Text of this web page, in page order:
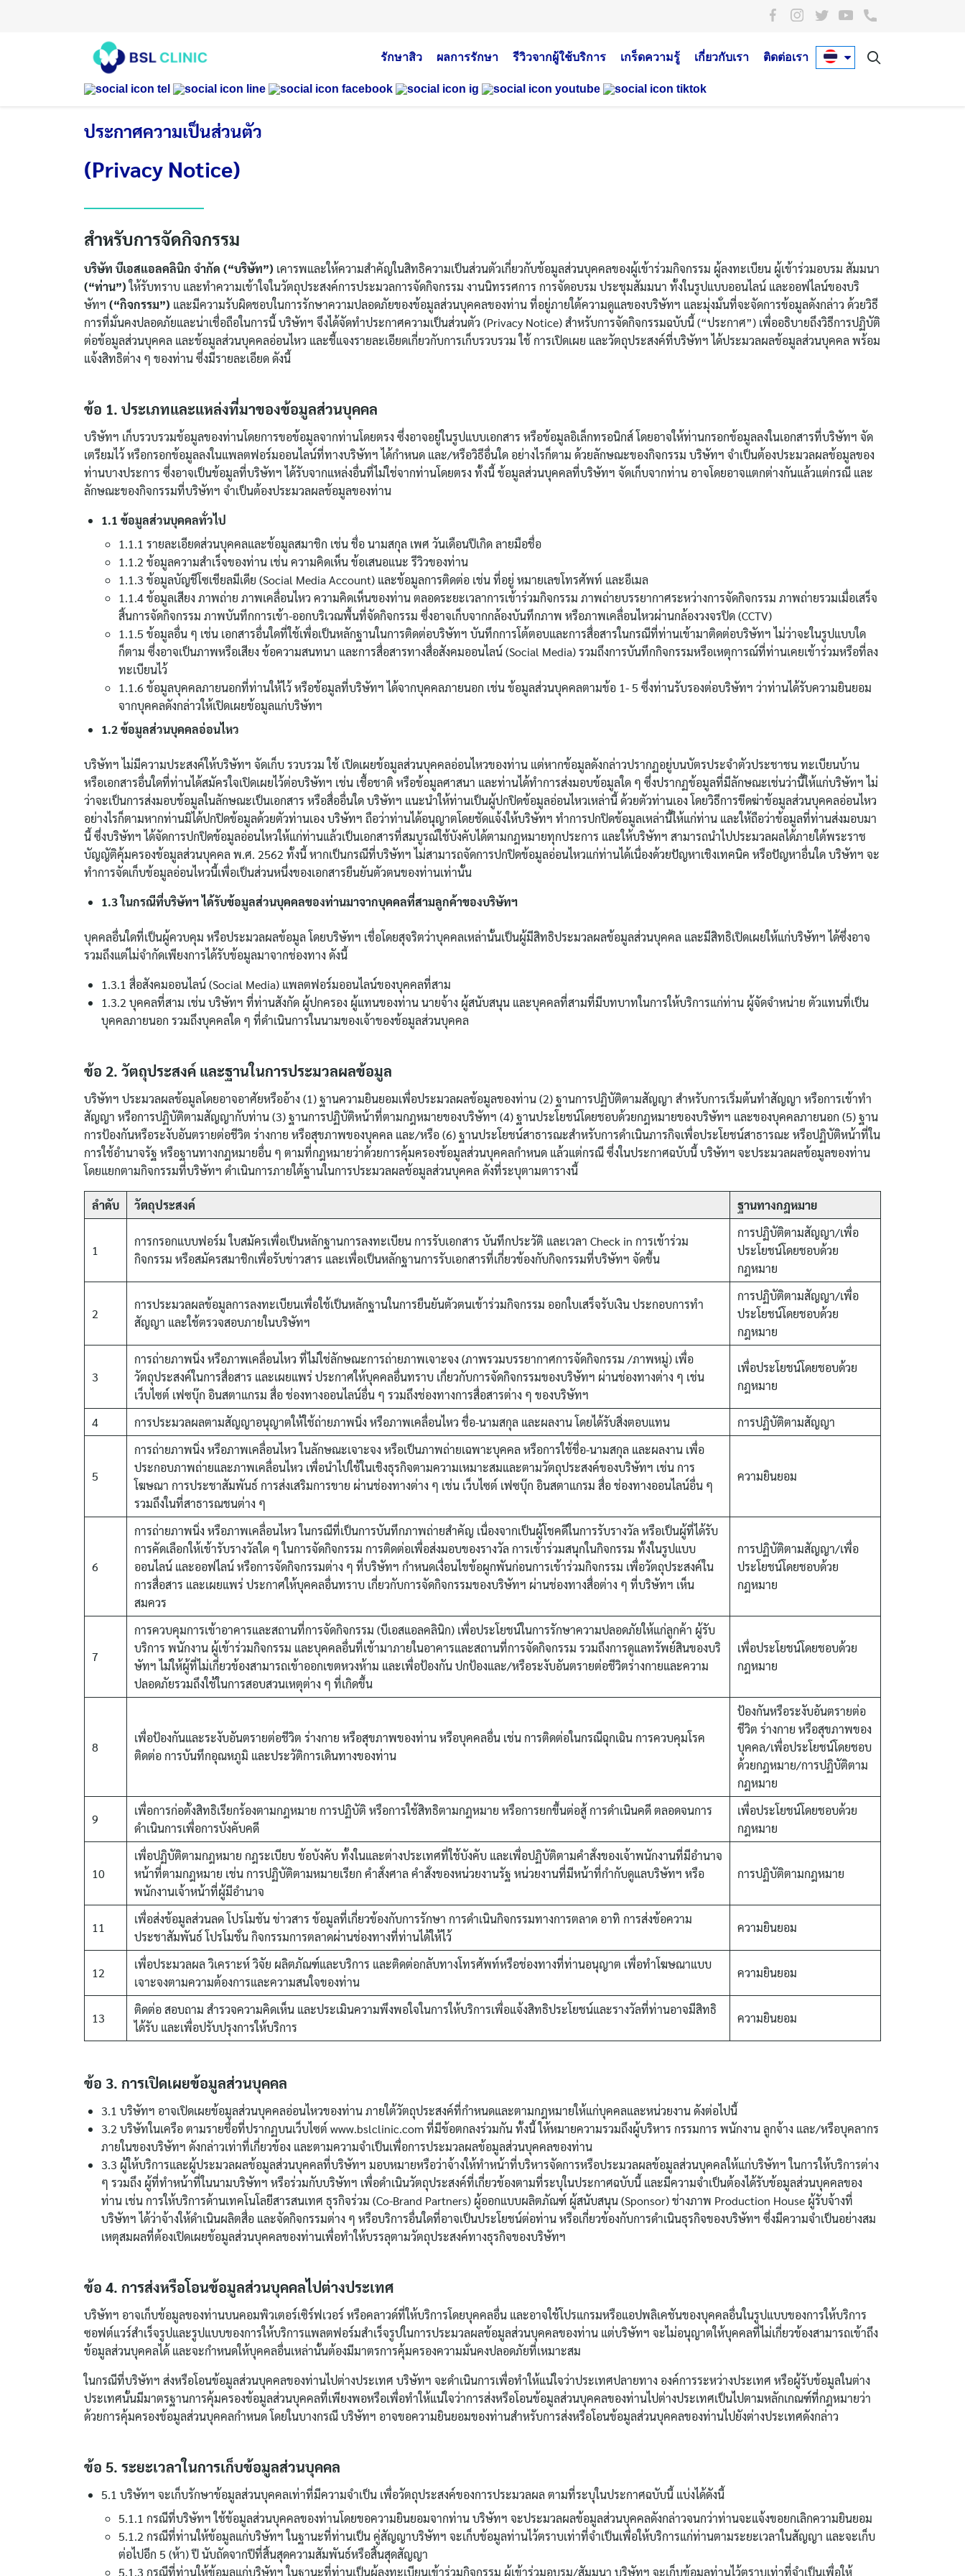
รักษาสิว
ผลการรักษา รีวิวจากผู้ใช้บริการ เกร็ดความรู้ เกี่ยวกับเรา ติดต่อเรา
for:
ประกาศความเป็นส่วนตัว
(Privacy Notice)
สำหรับการจัดกิจกรรม
บริษัท บีเอสแอลคลินิก จำกัด (“บริษัท”) เคารพและให้ความสำคัญในสิทธิความเป็นส่วนตัวเกี่ยวกับข้อมูลส่วนบุคคลของผู้เข้าร่วมกิจกรรม ผู้ลงทะเบียน ผู้เข้าร่วมอบรม สัมมนา
(“ท่าน”)ให้รับทราบ และทำความเข้าใจในวัตถุประสงค์การประมวลการจัดกิจกรรม งานนิทรรศการ การจัดอบรม ประชุมสัมมนา ทั้งในรูปแบบออนไลน์ และออฟไลน์ของบริ
ษัทฯ (“กิจกรรม”) และมีความรับผิดชอบในการรักษาความปลอดภัยของข้อมูลส่วนบุคคลของท่าน ที่อยู่ภายใต้ความดูแลของบริษัทฯ และมุ่งมั่นที่จะจัดการข้อมูลดังกล่าว ด้วยวิธี
การที่มั่นคงปลอดภัยและน่าเชื่อถือในการนี้ บริษัทฯ จึงได้จัดทำประกาศความเป็นส่วนตัว (Privacy Notice) สำหรับการจัดกิจกรรมฉบับนี้ (“ประกาศ”) เพื่ออธิบายถึงวิธีการปฏิบัติ
ต่อข้อมูลส่วนบุคคล และข้อมูลส่วนบุคคลอ่อนไหว และชี้แจงรายละเอียดเกี่ยวกับการเก็บรวบรวม ใช้ การเปิดเผย และวัตถุประสงค์ที่บริษัทฯ ได้ประมวลผลข้อมูลส่วนบุคคล พร้อม
แจ้งสิทธิต่าง ๆ ของท่าน ซึ่งมีรายละเอียด ดังนี้
ข้อ 1. ประเภทและแหล่งที่มาของข้อมูลส่วนบุคคล
บริษัทฯ เก็บรวบรวมข้อมูลของท่านโดยการขอข้อมูลจากท่านโดยตรง ซึ่งอาจอยู่ในรูปแบบเอกสาร หรือข้อมูลอิเล็กทรอนิกส์ โดยอาจให้ท่านกรอกข้อมูลลงในเอกสารที่บริษัทฯ จัด
เตรียมไว้ หรือกรอกข้อมูลลงในแพลตฟอร์มออนไลน์ที่ทางบริษัทฯ ได้กำหนด และ/หรือวิธีอื่นใด อย่างไรก็ตาม ด้วยลักษณะของกิจกรรม บริษัทฯ จำเป็นต้องประมวลผลข้อมูลของ
ท่านบางประการ ซึ่งอาจเป็นข้อมูลที่บริษัทฯ ได้รับจากแหล่งอื่นที่ไม่ใช่จากท่านโดยตรง ทั้งนี้ ข้อมูลส่วนบุคคลที่บริษัทฯ จัดเก็บจากท่าน อาจโดยอาจแตกต่างกันแล้วแต่กรณี และ
ลักษณะของกิจกรรมที่บริษัทฯ จำเป็นต้องประมวลผลข้อมูลของท่าน
1.1 ข้อมูลส่วนบุคคลทั่วไป
1.1.1 รายละเอียดส่วนบุคคลและข้อมูลสมาชิก เช่น ชื่อ นามสกุล เพศ วันเดือนปีเกิด ลายมือชื่อ
1.1.2 ข้อมูลความสำเร็จของท่าน เช่น ความคิดเห็น ข้อเสนอแนะ รีวิวของท่าน
1.1.3 ข้อมูลบัญชีโซเชียลมีเดีย (Social Media Account) และข้อมูลการติดต่อ เช่น ที่อยู่ หมายเลขโทรศัพท์ และอีเมล
1.1.4 ข้อมูลเสียง ภาพถ่าย ภาพเคลื่อนไหว ความคิดเห็นของท่าน ตลอดระยะเวลาการเข้าร่วมกิจกรรม ภาพถ่ายบรรยากาศระหว่างการจัดกิจกรรม ภาพถ่ายรวมเมื่อเสร็จ
สิ้นการจัดกิจกรรม ภาพบันทึกการเข้า-ออกบริเวณพื้นที่จัดกิจกรรม ซึ่งอาจเก็บจากกล้องบันทึกภาพ หรือภาพเคลื่อนไหวผ่านกล้องวงจรปิด (CCTV)
1.1.5 ข้อมูลอื่น ๆ เช่น เอกสารอื่นใดที่ใช้เพื่อเป็นหลักฐานในการติดต่อบริษัทฯ บันทึกการโต้ตอบและการสื่อสารในกรณีที่ท่านเข้ามาติดต่อบริษัทฯ ไม่ว่าจะในรูปแบบใด
ก็ตาม ซึ่งอาจเป็นภาพหรือเสียง ข้อความสนทนา และการสื่อสารทางสื่อสังคมออนไลน์ (Social Media) รวมถึงการบันทึกกิจกรรมหรือเหตุการณ์ที่ท่านเคยเข้าร่วมหรือที่ลง
ทะเบียนไว้
1.1.6 ข้อมูลบุคคลภายนอกที่ท่านให้ไว้ หรือข้อมูลที่บริษัทฯ ได้จากบุคคลภายนอก เช่น ข้อมูลส่วนบุคคลตามข้อ 1- 5 ซึ่งท่านรับรองต่อบริษัทฯ ว่าท่านได้รับความยินยอม
จากบุคคลดังกล่าวให้เปิดเผยข้อมูลแก่บริษัทฯ
1.2 ข้อมูลส่วนบุคคลอ่อนไหว
บริษัทฯ ไม่มีความประสงค์ให้บริษัทฯ จัดเก็บ รวบรวม ใช้ เปิดเผยข้อมูลส่วนบุคคลอ่อนไหวของท่าน แต่หากข้อมูลดังกล่าวปรากฏอยู่บนบัตรประจำตัวประชาชน ทะเบียนบ้าน
หรือเอกสารอื่นใดที่ท่านได้สมัครใจเปิดเผยไว้ต่อบริษัทฯ เช่น เชื้อชาติ หรือข้อมูลศาสนา และท่านได้ทำการส่งมอบข้อมูลใด ๆ ซึ่งปรากฏข้อมูลที่มีลักษณะเช่นว่านี้ให้แก่บริษัทฯ ไม่
ว่าจะเป็นการส่งมอบข้อมูลในลักษณะเป็นเอกสาร หรือสื่ออื่นใด บริษัทฯ แนะนำให้ท่านเป็นผู้ปกปิดข้อมูลอ่อนไหวเหล่านี้ ด้วยตัวท่านเอง โดยวิธีการขีดฆ่าข้อมูลส่วนบุคคลอ่อนไหว
อย่างไรก็ตามหากท่านมิได้ปกปิดข้อมูลด้วยตัวท่านเอง บริษัทฯ ถือว่าท่านได้อนุญาตโดยชัดแจ้งให้บริษัทฯ ทำการปกปิดข้อมูลเหล่านี้ให้แก่ท่าน และให้ถือว่าข้อมูลที่ท่านส่งมอบมา
นี้ ซึ่งบริษัทฯ ได้จัดการปกปิดข้อมูลอ่อนไหวให้แก่ท่านแล้วเป็นเอกสารที่สมบูรณ์ใช้บังคับได้ตามกฎหมายทุกประการ และให้บริษัทฯ สามารถนำไปประมวลผลได้ภายใต้พระราช
บัญญัติคุ้มครองข้อมูลส่วนบุคคล พ.ศ. 2562 ทั้งนี้ หากเป็นกรณีที่บริษัทฯ ไม่สามารถจัดการปกปิดข้อมูลอ่อนไหวแก่ท่านได้เนื่องด้วยปัญหาเชิงเทคนิค หรือปัญหาอื่นใด บริษัทฯ จะ
ทำการจัดเก็บข้อมูลอ่อนไหวนี้เพื่อเป็นส่วนหนึ่งของเอกสารยืนยันตัวตนของท่านเท่านั้น
1.3 ในกรณีที่บริษัทฯ ได้รับข้อมูลส่วนบุคคลของท่านมาจากบุคคลที่สามลูกค้าของบริษัทฯ
บุคคลอื่นใดที่เป็นผู้ควบคุม หรือประมวลผลข้อมูล โดยบริษัทฯ เชื่อโดยสุจริตว่าบุคคลเหล่านั้นเป็นผู้มีสิทธิประมวลผลข้อมูลส่วนบุคคล และมีสิทธิเปิดเผยให้แก่บริษัทฯ ได้ซึ่งอาจ
รวมถึงแต่ไม่จำกัดเพียงการได้รับข้อมูลมาจากช่องทาง ดังนี้
1.3.1 สื่อสังคมออนไลน์ (Social Media) แพลตฟอร์มออนไลน์ของบุคคลที่สาม
1.3.2 บุคคลที่สาม เช่น บริษัทฯ ที่ท่านสังกัด ผู้ปกครอง ผู้แทนของท่าน นายจ้าง ผู้สนับสนุน และบุคคลที่สามที่มีบทบาทในการให้บริการแก่ท่าน ผู้จัดจำหน่าย ตัวแทนที่เป็น
บุคคลภายนอก รวมถึงบุคคลใด ๆ ที่ดำเนินการในนามของเจ้าของข้อมูลส่วนบุคคล
ข้อ 2. วัตถุประสงค์ และฐานในการประมวลผลข้อมูล
บริษัทฯ ประมวลผลข้อมูลโดยอาจอาศัยหรืออ้าง (1) ฐานความยินยอมเพื่อประมวลผลข้อมูลของท่าน (2) ฐานการปฏิบัติตามสัญญา สำหรับการเริ่มต้นทำสัญญา หรือการเข้าทำ
สัญญา หรือการปฏิบัติตามสัญญากับท่าน (3) ฐานการปฏิบัติหน้าที่ตามกฎหมายของบริษัทฯ (4) ฐานประโยชน์โดยชอบด้วยกฎหมายของบริษัทฯ และของบุคคลภายนอก (5) ฐาน
การป้องกันหรือระงับอันตรายต่อชีวิต ร่างกาย หรือสุขภาพของบุคคล และ/หรือ (6) ฐานประโยชน์สาธารณะสำหรับการดำเนินภารกิจเพื่อประโยชน์สาธารณะ หรือปฏิบัติหน้าที่ใน
การใช้อำนาจรัฐ หรือฐานทางกฎหมายอื่น ๆ ตามที่กฎหมายว่าด้วยการคุ้มครองข้อมูลส่วนบุคคลกำหนด แล้วแต่กรณี ซึ่งในประกาศฉบับนี้ บริษัทฯ จะประมวลผลข้อมูลของท่าน
โดยแยกตามกิจกรรมที่บริษัทฯ ดำเนินการภายใต้ฐานในการประมวลผลข้อมูลส่วนบุคคล ดังที่ระบุตามตารางนี้
ลำดับ วัตถุประสงค์ ฐานทางกฎหมาย
1
การกรอกแบบฟอร์ม ใบสมัครเพื่อเป็นหลักฐานการลงทะเบียน การรับเอกสาร บันทึกประวัติ และเวลา Check in การเข้าร่วม
กิจกรรม หรือสมัครสมาชิกเพื่อรับข่าวสาร และเพื่อเป็นหลักฐานการรับเอกสารที่เกี่ยวข้องกับกิจกรรมที่บริษัทฯ จัดขึ้น
การปฏิบัติตามสัญญา/เพื่อ
ประโยชน์โดยชอบด้วย
กฎหมาย
2
การประมวลผลข้อมูลการลงทะเบียนเพื่อใช้เป็นหลักฐานในการยืนยันตัวตนเข้าร่วมกิจกรรม ออกใบเสร็จรับเงิน ประกอบการทำ
สัญญา และใช้ตรวจสอบภายในบริษัทฯ
การปฏิบัติตามสัญญา/เพื่อ
ประโยชน์โดยชอบด้วย
กฎหมาย
3
การถ่ายภาพนิ่ง หรือภาพเคลื่อนไหว ที่ไม่ใช่ลักษณะการถ่ายภาพเจาะจง (ภาพรวมบรรยากาศการจัดกิจกรรม /ภาพหมู่) เพื่อ
วัตถุประสงค์ในการสื่อสาร และเผยแพร่ ประกาศให้บุคคลอื่นทราบ เกี่ยวกับการจัดกิจกรรมของบริษัทฯ ผ่านช่องทางต่าง ๆ เช่น
เว็บไซต์ เฟซบุ๊ก อินสตาแกรม สื่อ ช่องทางออนไลน์อื่น ๆ รวมถึงช่องทางการสื่อสารต่าง ๆ ของบริษัทฯ
เพื่อประโยชน์โดยชอบด้วย
กฎหมาย
4 การประมวลผลตามสัญญาอนุญาตให้ใช้ถ่ายภาพนิ่ง หรือภาพเคลื่อนไหว ชื่อ-นามสกุล และผลงาน โดยได้รับสิ่งตอบแทน การปฏิบัติตามสัญญา
5
การถ่ายภาพนิ่ง หรือภาพเคลื่อนไหว ในลักษณะเจาะจง หรือเป็นภาพถ่ายเฉพาะบุคคล หรือการใช้ชื่อ-นามสกุล และผลงาน เพื่อ
ประกอบภาพถ่ายและภาพเคลื่อนไหว เพื่อนำไปใช้ในเชิงธุรกิจตามความเหมาะสมและตามวัตถุประสงค์ของบริษัทฯ เช่น การ
โฆษณา การประชาสัมพันธ์ การส่งเสริมการขาย ผ่านช่องทางต่าง ๆ เช่น เว็บไซต์ เฟซบุ๊ก อินสตาแกรม สื่อ ช่องทางออนไลน์อื่น ๆ
รวมถึงในที่สาธารณชนต่าง ๆ
ความยินยอม
6
การถ่ายภาพนิ่ง หรือภาพเคลื่อนไหว ในกรณีที่เป็นการบันทึกภาพถ่ายสำคัญ เนื่องจากเป็นผู้โชคดีในการรับรางวัล หรือเป็นผู้ที่ได้รับ
การคัดเลือกให้เข้ารับรางวัลใด ๆ ในการจัดกิจกรรม การติดต่อเพื่อส่งมอบของรางวัล การเข้าร่วมสนุกในกิจกรรม ทั้งในรูปแบบ
ออนไลน์ และออฟไลน์ หรือการจัดกิจกรรมต่าง ๆ ที่บริษัทฯ กำหนดเงื่อนไขข้อผูกพันก่อนการเข้าร่วมกิจกรรม เพื่อวัตถุประสงค์ใน
การสื่อสาร และเผยแพร่ ประกาศให้บุคคลอื่นทราบ เกี่ยวกับการจัดกิจกรรมของบริษัทฯ ผ่านช่องทางสื่อต่าง ๆ ที่บริษัทฯ เห็น
สมควร
การปฏิบัติตามสัญญา/เพื่อ
ประโยชน์โดยชอบด้วย
กฎหมาย
7
การควบคุมการเข้าอาคารและสถานที่การจัดกิจกรรม (บีเอสแอลคลินิก) เพื่อประโยชน์ในการรักษาความปลอดภัยให้แก่ลูกค้า ผู้รับ
บริการ พนักงาน ผู้เข้าร่วมกิจกรรม และบุคคลอื่นที่เข้ามาภายในอาคารและสถานที่การจัดกิจกรรม รวมถึงการดูแลทรัพย์สินของบริ
ษัทฯ ไม่ให้ผู้ที่ไม่เกี่ยวข้องสามารถเข้าออกเขตหวงห้าม และเพื่อป้องกัน ปกป้องและ/หรือระงับอันตรายต่อชีวิตร่างกายและความ
ปลอดภัยรวมถึงใช้ในการสอบสวนเหตุต่าง ๆ ที่เกิดขึ้น
เพื่อประโยชน์โดยชอบด้วย
กฎหมาย
8
เพื่อป้องกันและระงับอันตรายต่อชีวิต ร่างกาย หรือสุขภาพของท่าน หรือบุคคลอื่น เช่น การติดต่อในกรณีฉุกเฉิน การควบคุมโรค
ติดต่อ การบันทึกอุณหภูมิ และประวัติการเดินทางของท่าน
ป้องกันหรือระงับอันตรายต่อ
ชีวิต ร่างกาย หรือสุขภาพของ
บุคคล/เพื่อประโยชน์โดยชอบ
ด้วยกฎหมาย/การปฏิบัติตาม
กฎหมาย
9
เพื่อการก่อตั้งสิทธิเรียกร้องตามกฎหมาย การปฏิบัติ หรือการใช้สิทธิตามกฎหมาย หรือการยกขึ้นต่อสู้ การดำเนินคดี ตลอดจนการ
ดำเนินการเพื่อการบังคับคดี
เพื่อประโยชน์โดยชอบด้วย
กฎหมาย
10
เพื่อปฏิบัติตามกฎหมาย กฎระเบียบ ข้อบังคับ ทั้งในและต่างประเทศที่ใช้บังคับ และเพื่อปฏิบัติตามคำสั่งของเจ้าพนักงานที่มีอำนาจ
หน้าที่ตามกฎหมาย เช่น การปฏิบัติตามหมายเรียก คำสั่งศาล คำสั่งของหน่วยงานรัฐ หน่วยงานที่มีหน้าที่กำกับดูแลบริษัทฯ หรือ
พนักงานเจ้าหน้าที่ผู้มีอำนาจ
การปฏิบัติตามกฎหมาย
11
เพื่อส่งข้อมูลส่วนลด โปรโมชัน ข่าวสาร ข้อมูลที่เกี่ยวข้องกับการรักษา การดำเนินกิจกรรมทางการตลาด อาทิ การส่งข้อความ
ประชาสัมพันธ์ โปรโมชั่น กิจกรรมการตลาดผ่านช่องทางที่ท่านได้ให้ไว้
ความยินยอม
12
เพื่อประมวลผล วิเคราะห์ วิจัย ผลิตภัณฑ์และบริการ และติดต่อกลับทางโทรศัพท์หรือช่องทางที่ท่านอนุญาต เพื่อทำโฆษณาแบบ
เจาะจงตามความต้องการและความสนใจของท่าน
ความยินยอม
13
ติดต่อ สอบถาม สำรวจความคิดเห็น และประเมินความพึงพอใจในการให้บริการเพื่อแจ้งสิทธิประโยชน์และรางวัลที่ท่านอาจมีสิทธิ
ได้รับ และเพื่อปรับปรุงการให้บริการ
ความยินยอม
ข้อ 3. การเปิดเผยข้อมูลส่วนบุคคล
3.1 บริษัทฯ อาจเปิดเผยข้อมูลส่วนบุคคลอ่อนไหวของท่าน ภายใต้วัตถุประสงค์ที่กำหนดและตามกฎหมายให้แก่บุคคลและหน่วยงาน ดังต่อไปนี้
3.2 บริษัทในเครือ ตามรายชื่อที่ปรากฏบนเว็บไซต์ www.bslclinic.com ที่มีข้อตกลงร่วมกัน ทั้งนี้ ให้หมายความรวมถึงผู้บริหาร กรรมการ พนักงาน ลูกจ้าง และ/หรือบุคลากร
ภายในของบริษัทฯ ดังกล่าวเท่าที่เกี่ยวข้อง และตามความจำเป็นเพื่อการประมวลผลข้อมูลส่วนบุคคลของท่าน
3.3 ผู้ให้บริการและผู้ประมวลผลข้อมูลส่วนบุคคลที่บริษัทฯ มอบหมายหรือว่าจ้างให้ทำหน้าที่บริหารจัดการหรือประมวลผลข้อมูลส่วนบุคคลให้แก่บริษัทฯ ในการให้บริการต่าง
ๆ รวมถึง ผู้ที่ทำหน้าที่ในนามบริษัทฯ หรือร่วมกับบริษัทฯ เพื่อดำเนินวัตถุประสงค์ที่เกี่ยวข้องตามที่ระบุในประกาศฉบับนี้ และมีความจำเป็นต้องได้รับข้อมูลส่วนบุคคลของ
ท่าน เช่น การให้บริการด้านเทคโนโลยีสารสนเทศ ธุรกิจร่วม (Co-Brand Partners) ผู้ออกแบบผลิตภัณฑ์ ผู้สนับสนุน (Sponsor) ช่างภาพ Production House ผู้รับจ้างที่
บริษัทฯ ได้ว่าจ้างให้ดำเนินผลิตสื่อ และจัดกิจกรรมต่าง ๆ หรือบริการอื่นใดที่อาจเป็นประโยชน์ต่อท่าน หรือเกี่ยวข้องกับการดำเนินธุรกิจของบริษัทฯ ซึ่งมีความจำเป็นอย่างสม
เหตุสมผลที่ต้องเปิดเผยข้อมูลส่วนบุคคลของท่านเพื่อทำให้บรรลุตามวัตถุประสงค์ทางธุรกิจของบริษัทฯ
ข้อ 4. การส่งหรือโอนข้อมูลส่วนบุคคลไปต่างประเทศ
บริษัทฯ อาจเก็บข้อมูลของท่านบนคอมพิวเตอร์เซิร์ฟเวอร์ หรือคลาวด์ที่ให้บริการโดยบุคคลอื่น และอาจใช้โปรแกรมหรือแอปพลิเคชันของบุคคลอื่นในรูปแบบของการให้บริการ
ซอฟต์แวร์สำเร็จรูปและรูปแบบของการให้บริการแพลตฟอร์มสำเร็จรูปในการประมวลผลข้อมูลส่วนบุคคลของท่าน แต่บริษัทฯ จะไม่อนุญาตให้บุคคลที่ไม่เกี่ยวข้องสามารถเข้าถึง
ข้อมูลส่วนบุคคลได้ และจะกำหนดให้บุคคลอื่นเหล่านั้นต้องมีมาตรการคุ้มครองความมั่นคงปลอดภัยที่เหมาะสม
ในกรณีที่บริษัทฯ ส่งหรือโอนข้อมูลส่วนบุคคลของท่านไปต่างประเทศ บริษัทฯ จะดำเนินการเพื่อทำให้แน่ใจว่าประเทศปลายทาง องค์การระหว่างประเทศ หรือผู้รับข้อมูลในต่าง
ประเทศนั้นมีมาตรฐานการคุ้มครองข้อมูลส่วนบุคคลที่เพียงพอหรือเพื่อทำให้แน่ใจว่าการส่งหรือโอนข้อมูลส่วนบุคคลของท่านไปต่างประเทศเป็นไปตามหลักเกณฑ์ที่กฎหมายว่า
ด้วยการคุ้มครองข้อมูลส่วนบุคคลกำหนด โดยในบางกรณี บริษัทฯ อาจขอความยินยอมของท่านสำหรับการส่งหรือโอนข้อมูลส่วนบุคคลของท่านไปยังต่างประเทศดังกล่าว
ข้อ 5. ระยะเวลาในการเก็บข้อมูลส่วนบุคคล
5.1 บริษัทฯ จะเก็บรักษาข้อมูลส่วนบุคคลเท่าที่มีความจำเป็น เพื่อวัตถุประสงค์ของการประมวลผล ตามที่ระบุในประกาศฉบับนี้ แบ่งได้ดังนี้
5.1.1 กรณีที่บริษัทฯ ใช้ข้อมูลส่วนบุคคลของท่านโดยขอความยินยอมจากท่าน บริษัทฯ จะประมวลผลข้อมูลส่วนบุคคลดังกล่าวจนกว่าท่านจะแจ้งขอยกเลิกความยินยอม
5.1.2 กรณีที่ท่านให้ข้อมูลแก่บริษัทฯ ในฐานะที่ท่านเป็น คู่สัญญาบริษัทฯ จะเก็บข้อมูลท่านไว้ตราบเท่าที่จำเป็นเพื่อให้บริการแก่ท่านตามระยะเวลาในสัญญา และจะเก็บ
ต่อไปอีก 5 (ห้า) ปี นับถัดจากปีที่สิ้นสุดความสัมพันธ์หรือสิ้นสุดสัญญา
5.1.3 กรณีที่ท่านให้ข้อมูลแก่บริษัทฯ ในฐานะที่ท่านเป็นผู้ลงทะเบียนเข้าร่วมกิจกรรม ผู้เข้าร่วมอบรม/สัมมนา บริษัทฯ จะเก็บข้อมูลท่านไว้ตราบเท่าที่จำเป็นเพื่อให้